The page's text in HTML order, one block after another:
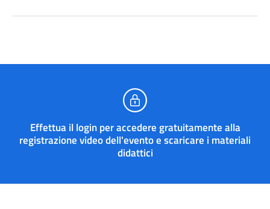
Effettua il login per accedere gratuitamente alla
registrazione video dell'evento e scaricare i materiali
didattici